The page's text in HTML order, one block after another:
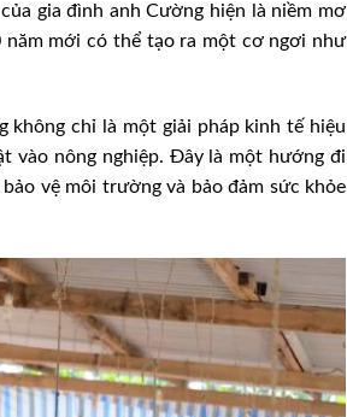
gia đình anh Cường hiện là niềm mơ
mới có thể tạo ra một cơ ngơi như
không chỉ là một giải pháp kinh tế hiệu
vào nông nghiệp. Đây là một hướng đi
vệ môi trường và bảo đảm sức khỏe